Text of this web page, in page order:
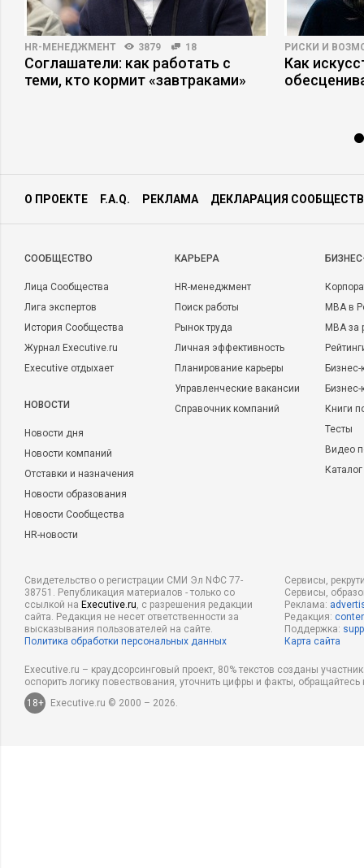
HR-МЕНЕДЖМЕНТ 3879 18
Соглашатели: как работать с
теми, кто кормит «завтраками»
РИСКИ И
Как
О ПРОЕКТЕ F.A.Q. РЕКЛАМА ДЕКЛАРАЦИЯ
CООБЩЕСТВО
Лица Сообщества
Лига экспертов
История Сообщества
Журнал Executive.ru
Executive отдыхает
НОВОСТИ
Новости дня
Новости компаний
Отставки и назначения
Новости образования
Новости Сообщества
HR-новости
КАРЬЕРА
HR-менеджмент
Поиск работы
Рынок труда
Личная эффективность
Планирование карьеры
Управленческие вакансии
Справочник компаний
MBA в
MBA
Бизнес-
Книги
Тесты
Видео
Свидетельство о регистрации СМИ Эл NФС 77-
38751. Републикация материалов - только со
ссылкой на Executive.ru, с разрешения редакции
сайта. Редакция не несет ответственности за
высказывания пользователей на сайте.
Политика обработки персональных данных
Сервисы,
Сервисы,
Реклама:
Редакция:
Поддержка:
Карта сайта
Executive.ru – краудсорсинговый проект, 80% текстов созданы
оспорить логику повествования, уточнить цифры и факты,
18+
Executive.ru © 2000 – 2026.